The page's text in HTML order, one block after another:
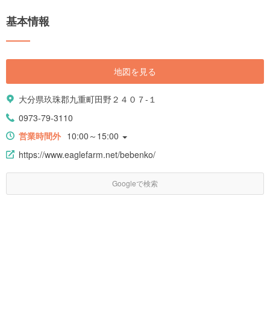
基本情報
地図を見る
大分県玖珠郡九重町田野２４０７-１
0973-79-3110
営業時間外 10:00～15:00
https://www.eaglefarm.net/bebenko/
Googleで検索